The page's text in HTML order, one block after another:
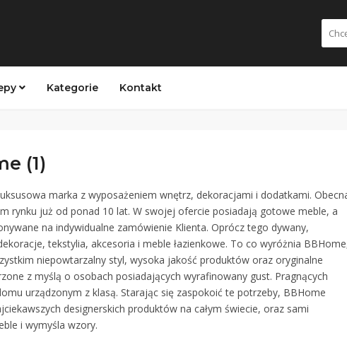
Kategorie Kontakt
(1)
marka z wyposażeniem wnętrz, dekoracjami i dodatkami.
rynku już od ponad 10 lat. W swojej ofercie posiadają gotowe meble, a
na indywidualne zamówienie Klienta. Oprócz tego dywany,
tekstylia, akcesoria i meble łazienkowe. To co wyróżnia
niepowtarzalny styl, wysoka jakość produktów oraz oryginalne
z myślą o osobach posiadających wyrafinowany gust. Pragnących
urządzonym z klasą. Starając się zaspokoić te potrzeby, BBHome
designerskich produktów na całym świecie, oraz sami
i wymyśla wzory.